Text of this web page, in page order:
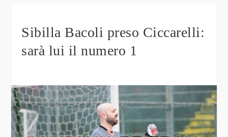
Sibilla Bacoli preso Ciccarelli:
sarà lui il numero 1